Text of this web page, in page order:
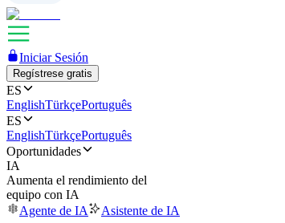
Iniciar Sesión
Regístrese gratis
ES
EnglishTürkçePortuguês
ES
EnglishTürkçePortuguês
Oportunidades
IA
Aumenta el rendimiento del
equipo con IA
Agente de IA
Asistente de IA